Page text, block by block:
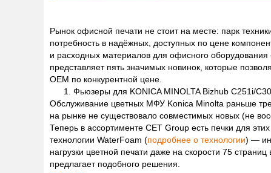
Рынок офисной печати не стоит на месте: парк
потребность в надёжных, доступных по цене
и расходных материалов для офисного
представляет пять значимых новинок, которые
OEM по конкурентной цене.
Фьюзеры для KONICA MINOLTA Bizhub C251i/
Обслуживание цветных МФУ Konica Minolta раньше
на рынке не существовало совместимых новых (не
Теперь в ассортименте CET Group есть печки для
технологии WaterFoam (подробнее о технологии) —
нагрузки цветной печати даже на скорости 75
предлагает подобного решения.